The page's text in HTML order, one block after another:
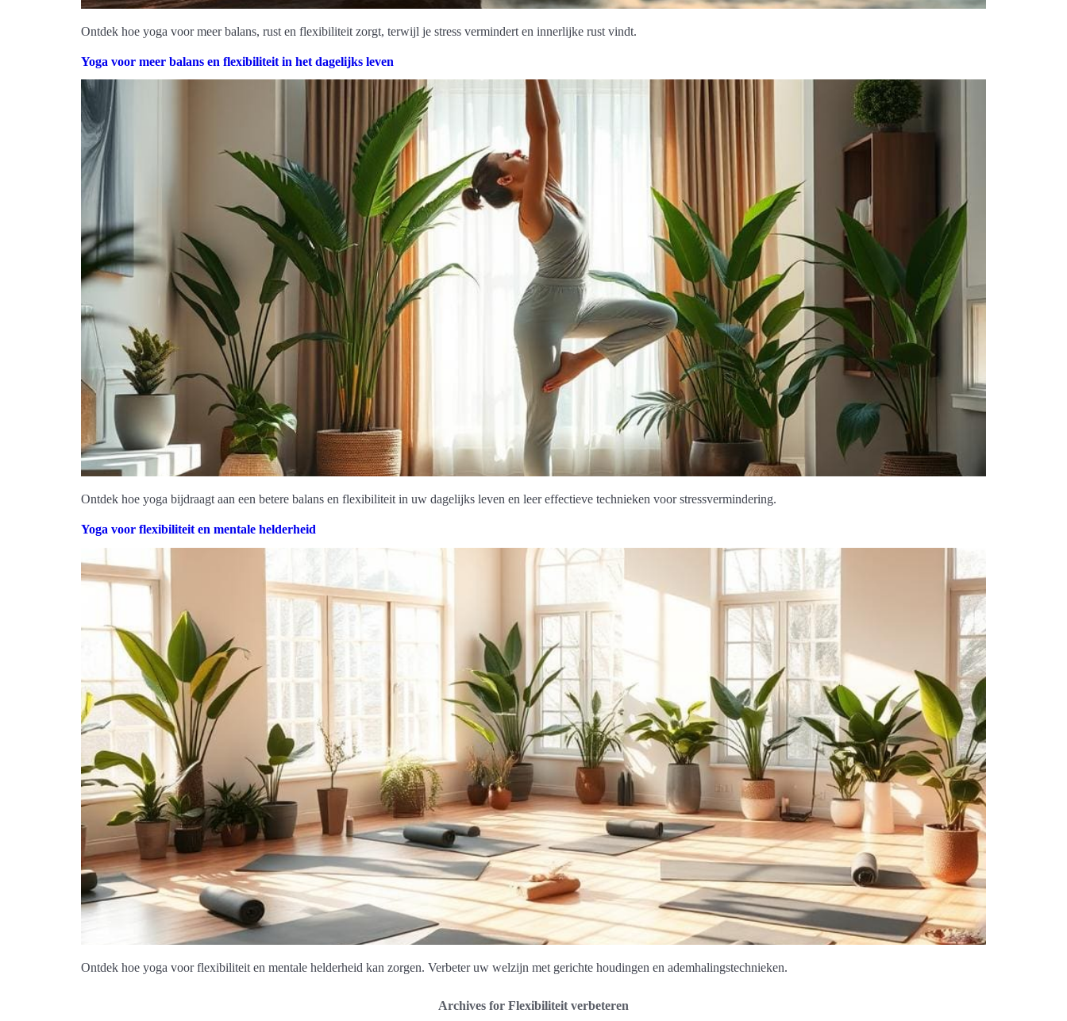
Ontdek hoe yoga voor meer balans, rust en flexibiliteit zorgt, terwijl je stress vermindert en innerlijke rust vindt.
Yoga voor meer balans en flexibiliteit in het dagelijks leven
Ontdek hoe yoga bijdraagt aan een betere balans en flexibiliteit in uw dagelijks leven en leer effectieve technieken voor stressvermindering.
Yoga voor flexibiliteit en mentale helderheid
Ontdek hoe yoga voor flexibiliteit en mentale helderheid kan zorgen. Verbeter uw welzijn met gerichte houdingen en ademhalingstechnieken.
Archives for Flexibiliteit verbeteren